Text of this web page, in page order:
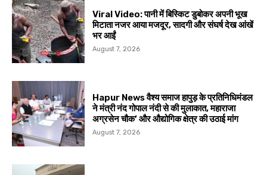
Viral Video: पानी में बिस्किट डुबोकर अपनी भूख
मिटाता नजर आया मजदूर, सादगी और संघर्ष देख आंखें
भर आईं
August 7, 2026
Hapur News वैश्य समाज हापुड़ के प्रतिनिधिमंडल
ने मंत्री नंद गोपाल नंदी से की मुलाकात, महाराजा
अग्रसेन चौक’ और औद्योगिक क्षेत्र की उठाई मांग
August 7, 2026